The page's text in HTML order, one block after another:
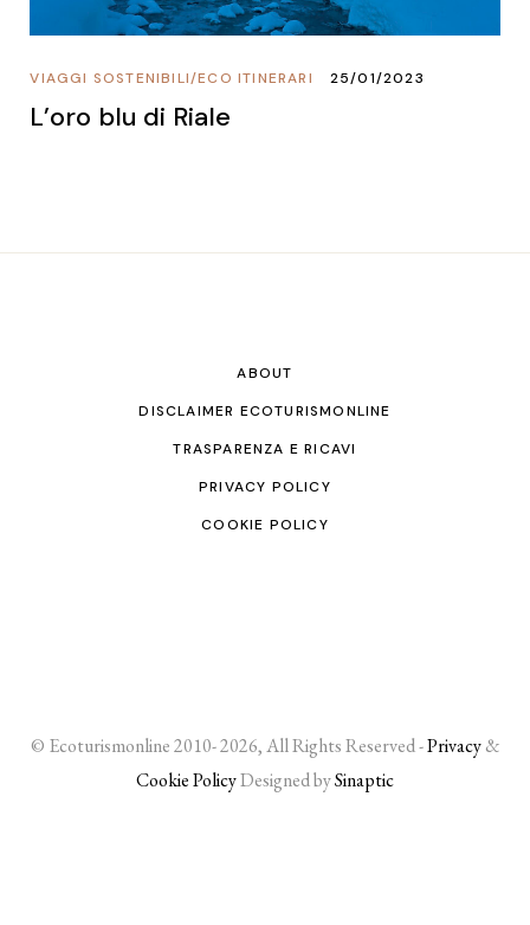
ECO ITINERARI
/
VIAGGI SOSTENIBILI 25/01/2023
L’oro blu di Riale
ABOUT
DISCLAIMER ECOTURISMONLINE
TRASPARENZA E RICAVI
PRIVACY POLICY
COOKIE POLICY
© Ecoturismonline 2010- 2026, All Rights Reserved -Privacy&
Cookie PolicyDesigned bySinaptic